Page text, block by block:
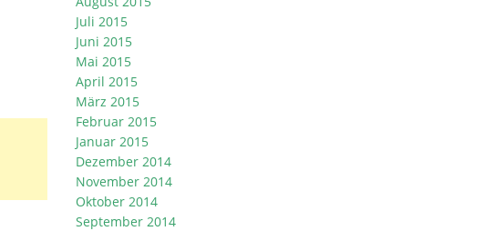
Juli 2015
Juni 2015
Mai 2015
April 2015
März 2015
Februar 2015
Januar 2015
Dezember 2014
November 2014
Oktober 2014
September 2014